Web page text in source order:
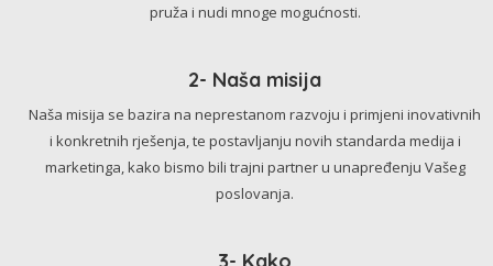
pruža i nudi mnoge mogućnosti.
2- Naša misija
Naša misija se bazira na neprestanom razvoju i primjeni inovativnih
i konkretnih rješenja, te postavljanju novih standarda medija i
marketinga, kako bismo bili trajni partner u unapređenju Vašeg
poslovanja.
3- Kako